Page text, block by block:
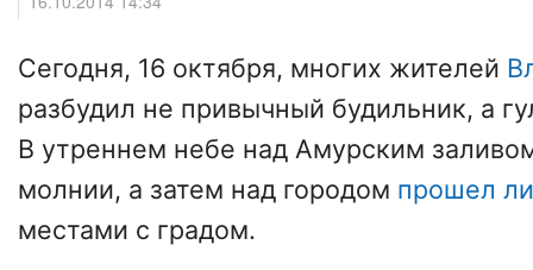
Сегодня, 16 октября, многих жителей
разбудил не привычный будильник, а
В утреннем небе над Амурским
молнии, а затем над городом прошел
местами с градом.